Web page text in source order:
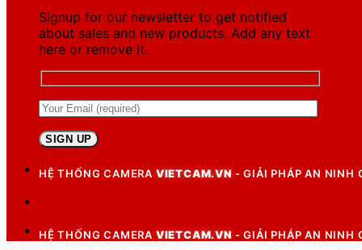
Signup for our newsletter to get notified
about sales and new products. Add any text
here or remove it.
HỆ THỐNG CAMERA VIETCAM.VN - GIẢI PHÁP AN NINH
HỆ THỐNG CAMERA VIETCAM.VN - GIẢI PHÁP AN NINH